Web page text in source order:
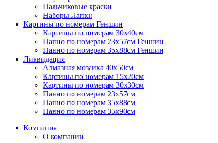
Пальчиковые краски
Наборы Лапки
Картины по номерам Геншин
Картины по номерам 30х40см
Панно по номерам 23х57см Геншин
Панно по номерам 35х88см Геншин
Ликвидация
Алмазная мозаика 40х50см
Картины по номерам 15х20см
Картины по номерам 30х30см
Панно по номерам 23х57см
Панно по номерам 35х88см
Панно по номерам 35х90см
Компания
О компании